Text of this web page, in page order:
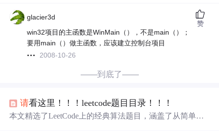
glacier3d
win32项目的主函数是WinMain（），不是main（）；
要用main（）做主函数，应该建立控制台项目
2008-10-26
赞
——到底了——
请看这里！！！leetcode题目目录！！！
本文精选了LeetCode上的经典算法题目，涵盖了从简单到